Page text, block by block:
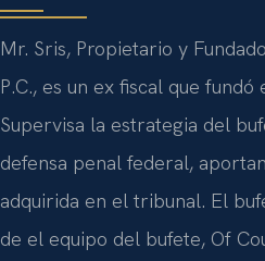
Mr. Sris, Propietario y
P.C., es un ex fiscal que
Supervisa la estrategia del
defensa penal federal,
adquirida en el tribunal. El
de el equipo del bufete, Of